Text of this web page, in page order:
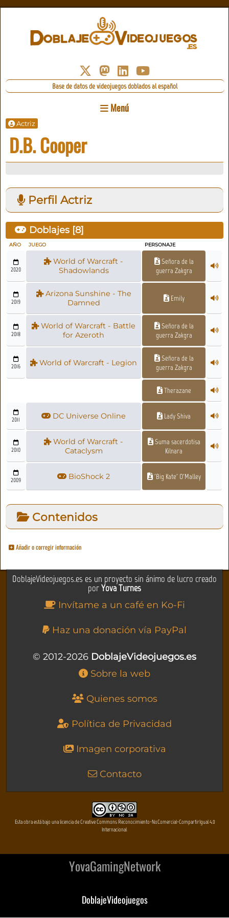
Base de datos de videojuegos doblados al español
Menú
Actriz
D.B. Cooper
Perfil Actriz
Doblajes [8]
AÑO JUEGO PERSONAJE
2020
World of Warcraft -
Shadowlands
Señora de la
guerra Zakgra
2019
Arizona Sunshine - The
Damned
Emily
2018
World of Warcraft - Battle
for Azeroth
Señora de la
guerra Zakgra
2016 World of Warcraft - Legion
Señora de la
guerra Zakgra
Therazane
2011 DC Universe Online Lady Shiva
2010
World of Warcraft -
Cataclysm
Suma sacerdotisa
Kilnara
2009 BioShock 2 'Big Kate' O'Malley
Contenidos
Añadir o corregir información
DoblajeVideojuegos.es es un proyecto sin ánimo de lucro creado
porYova Turnes
Invítame a un café en Ko-Fi
Haz una donación vía PayPal
© 2012-2026 DoblajeVideojuegos.es
Sobre la web
Quienes somos
Política de Privacidad
Imagen corporativa
Contacto
Esta obra está bajo una licencia de Creative Commons Reconocimiento-NoComercial-CompartirIgual 4.0
Internacional
YovaGamingNetwork
DoblajeVideojuegos